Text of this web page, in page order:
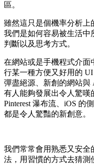
區。
雖然這只是個機率分析上
我們是如何容易被生活中
判斷以及思考方式。
在網站或是手機程式介面
行某一種方便又好用的
彈盡絕源、新創的網站與
有人能夠發展出令人驚嘆
Pinterest 瀑布流、iOS 的
都是令人驚豔的新創意。
我們常常會用熟悉又安全
法，用習慣的方式去猜測